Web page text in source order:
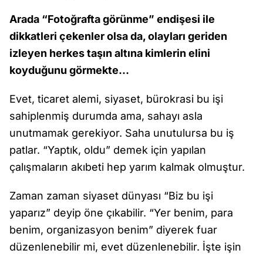
Arada “Fotoğrafta görünme” endişesi ile
dikkatleri çekenler olsa da, olayları geriden
izleyen herkes taşın altına kimlerin elini
koyduğunu görmekte…
Evet, ticaret alemi, siyaset, bürokrasi bu işi
sahiplenmiş durumda ama, sahayı asla
unutmamak gerekiyor. Saha unutulursa bu iş
patlar. “Yaptık, oldu” demek için yapılan
çalışmaların akıbeti hep yarım kalmak olmuştur.
Zaman zaman siyaset dünyası “Biz bu işi
yaparız” deyip öne çıkabilir. “Yer benim, para
benim, organizasyon benim” diyerek fuar
düzenlenebilir mi, evet düzenlenebilir. İşte işin